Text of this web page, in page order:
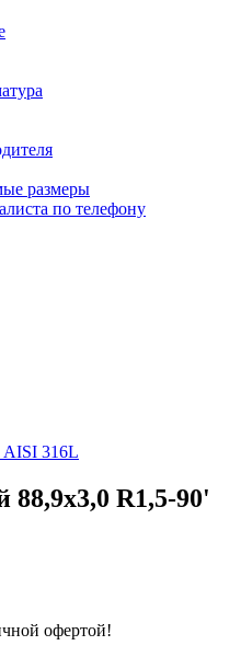
размеры
по телефону
AISI 316L
R1,5-90'
офертой!